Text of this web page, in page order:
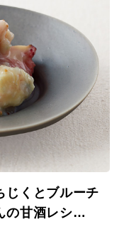
じくとブルーチ
の甘酒レシ